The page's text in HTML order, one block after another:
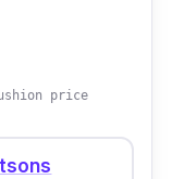
price